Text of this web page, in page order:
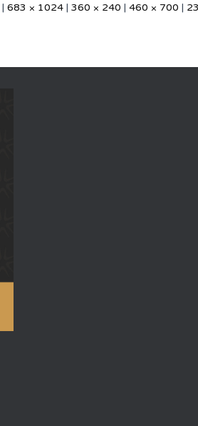
| 683 × 1024 | 360 × 240 | 460 × 700 |